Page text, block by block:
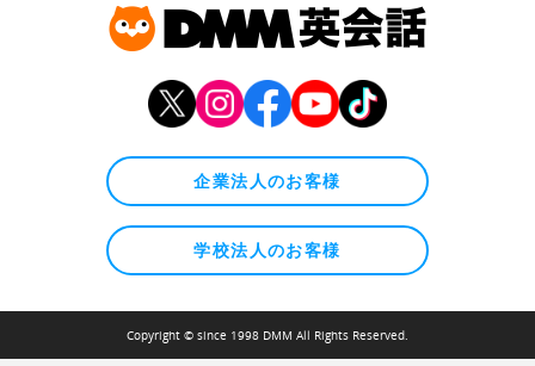
企業法人のお客様
学校法人のお客様
Copyright © since 1998 DMM All Rights Reserved.